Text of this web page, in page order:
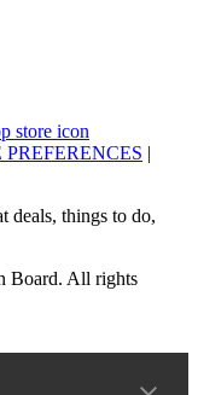
|
deals, things to do,
Board. All rights